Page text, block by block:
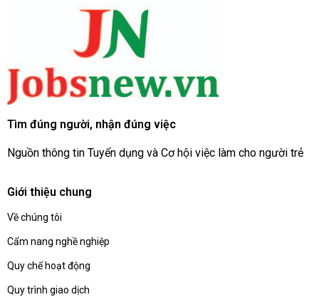
Tìm đúng người, nhận đúng việc
Nguồn thông tin Tuyển dụng và Cơ hội việc làm cho người trẻ
Giới thiệu chung
Về chúng tôi
Cẩm nang nghề nghiệp
Quy chế hoạt động
Quy trình giao dịch